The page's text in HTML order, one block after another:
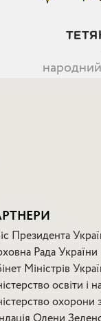
Президента
Рада України
Міністрів
освіти і
охорони